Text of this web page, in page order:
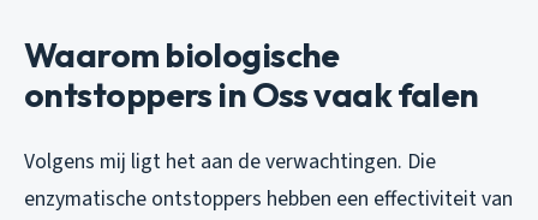
Waarom biologische
ontstoppers in Oss vaak falen
Volgens mij ligt het aan de verwachtingen. Die
enzymatische ontstoppers hebben een effectiviteit van